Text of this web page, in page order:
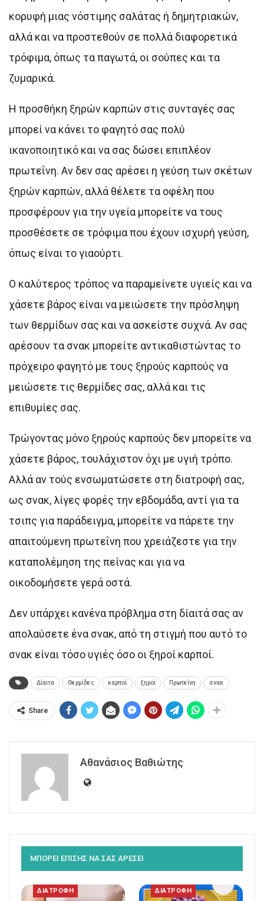
κορυφή μιας νόστιμης σαλάτας ή δημητριακών,
αλλά και να προστεθούν σε πολλά διαφορετικά
τρόφιμα, όπως τα παγωτά, οι σούπες και τα
ζυμαρικά.
Η προσθήκη ξηρών καρπών στις συνταγές σας
μπορεί να κάνει το φαγητό σας πολύ
ικανοποιητικό και να σας δώσει επιπλέον
πρωτεΐνη. Αν δεν σας αρέσει η γεύση των σκέτων
ξηρών καρπών, αλλά θέλετε τα οφέλη που
προσφέρουν για την υγεία μπορείτε να τους
προσθέσετε σε τρόφιμα που έχουν ισχυρή γεύση,
όπως είναι το γιαούρτι.
Ο καλύτερος τρόπος να παραμείνετε υγιείς και να
χάσετε βάρος είναι να μειώσετε την πρόσληψη
των θερμίδων σας και να ασκείστε συχνά. Αν σας
αρέσουν τα σνακ μπορείτε αντικαθιστώντας το
πρόχειρο φαγητό με τους ξηρούς καρπούς να
μειώσετε τις θερμίδες σας, αλλά και τις
επιθυμίες σας.
Τρώγοντας μόνο ξηρούς καρπούς δεν μπορείτε να
χάσετε βάρος, τουλάχιστον όχι με υγιή τρόπο.
Αλλά αν τούς ενσωματώσετε στη διατροφή σας,
ως σνακ, λίγες φορές την εβδομάδα, αντί για τα
τσιπς για παράδειγμα, μπορείτε να πάρετε την
απαιτούμενη πρωτεΐνη που χρειάζεστε για την
καταπολέμηση της πείνας και για να
οικοδομήσετε γερά οστά.
Δεν υπάρχει κανένα πρόβλημα στη δίαιτά σας αν
απολαύσετε ένα σνακ, από τη στιγμή που αυτό το
σνακ είναι τόσο υγιές όσο οι ξηροί καρποί.
Δίαιτα Θερμίδες καρποί ξηροί Πρωτεΐνη σνακ
Share
Αθανάσιος Βαθιώτης
ΜΠΟΡΕΙ ΕΠΙΣΗΣ ΝΑ ΣΑΣ ΑΡΕΣΕΙ
ΔΙΑΤΡΟΦΗ ΔΙΑΤΡΟΦΗ